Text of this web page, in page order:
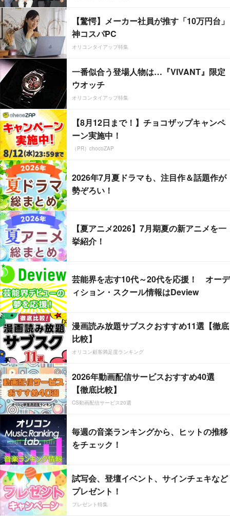
【驚愕】メーカー社員が推す「10万円台」
神コスパPC
オリコンタイアップ特集
一番似合う登場人物は…『VIVANT』限定
ウオッチ
オリコンタイアップ特集
【8月12日まで！】チョコザップキャンペ
ーン実施中！
（PR）chocoZAP
2026年7月夏ドラマも、注目作＆話題作が
勢ぞろい！
【夏アニメ2026】7月期夏の新アニメを一
挙紹介！
芸能界を志す10代～20代を応援！ オーデ
ィション・スクール情報はDeview
漫画読み放題サブスクおすすめ11選【徹底
比較】
オリコン顧客満足度ランキング
2026年動画配信サービスおすすめ40選
【徹底比較】
CS動画配信サービス20選
毎週の音楽ランキングから、ヒットの推移
をチェック！
試写会、登壇イベント、サインチェキなど
プレゼント！
プレゼント特集